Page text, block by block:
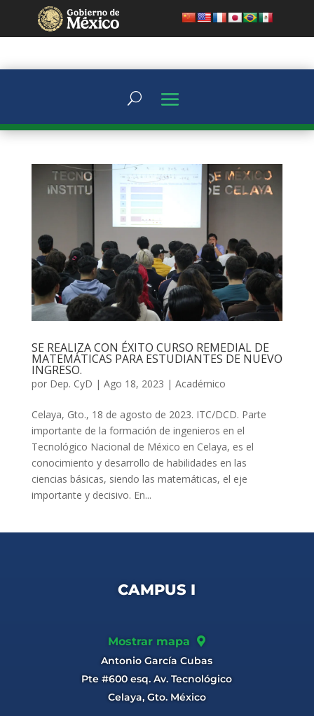
SE REALIZA CON ÉXITO CURSO REMEDIAL DE
MATEMÁTICAS PARA ESTUDIANTES DE NUEVO
INGRESO.
por Dep. CyD | Ago 18, 2023 | Académico
Celaya, Gto., 18 de agosto de 2023. ITC/DCD. Parte
importante de la formación de ingenieros en el
Tecnológico Nacional de México en Celaya, es el
conocimiento y desarrollo de habilidades en las
ciencias básicas, siendo las matemáticas, el eje
importante y decisivo. En...
CAMPUS I
Mostrar mapa
Antonio García Cubas
Pte #600 esq. Av. Tecnológico
Celaya, Gto. México